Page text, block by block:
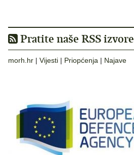
Pratite naše RSS izvore
morh.hr | Vijesti | Priopćenja | Najave